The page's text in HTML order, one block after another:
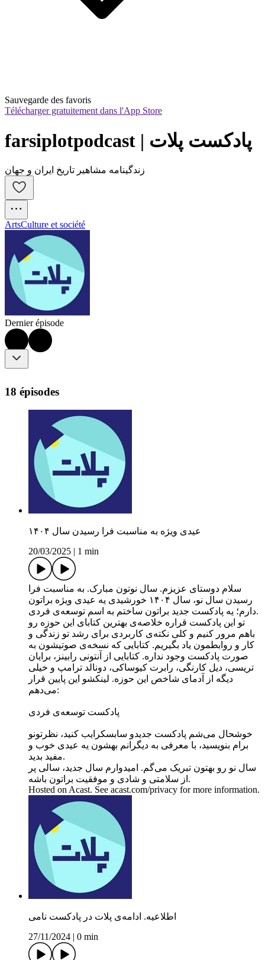
Sauvegarde des favoris
Télécharger gratuitement dans l'App Store
farsiplotpodcast | پادکست پلات
زندگینامه مشاهیر تاریخ ایران و جهان
ArtsCulture et société
Dernier épisode
18 épisodes
عیدی ویژه به مناسبت فرا رسیدن سال ۱۴۰۴
20/03/2025 | 1 min
سلام دوستای عزیزم. سال نوتون مبارک. به مناسبت فرا
رسیدن سال نو، سال ۱۴۰۴ خورشیدی یه عیدی ویژه براتون
دارم؛ یه پادکست جدید براتون ساختم به اسم توسعه‌ی فردی.
تو این پادکست قراره خلاصه‌ی بهترین کتابای این حوزه رو
باهم مرور کنیم و کلی نکته‌ی کاربردی برای رشد تو زندگی و
کار و روابطمون یاد بگیریم. کتابایی که نسخه‌ی صوتیشون به
صورت پادکست وجود نداره. کتابایی از آنتونی رابینز، برایان
تریسی، دیل کارنگی، رابرت کیوساکی، دونالد ترامپ و خیلی
دیگه از آدمای شاخص این حوزه. لینکشو این پایین قرار
می‌دهم:
پادکست توسعه‌ی فردی
خوشحال می‌شم پادکست جدیدو سابسکرایب کنید، نظرتونو
برام بنویسید، با معرفی به دیگرانم بهشون یه عیدی خوب و
مفید بدید.
سال نو رو بهتون تبریک می‌گم. امیدوارم سال جدید، سالی پر
از سلامتی و شادی و موفقیت براتون باشه.
Hosted on Acast. See acast.com/privacy for more information.
اطلاعیه. ادامه‌ی پلات در پادکست نامی
27/11/2024 | 0 min